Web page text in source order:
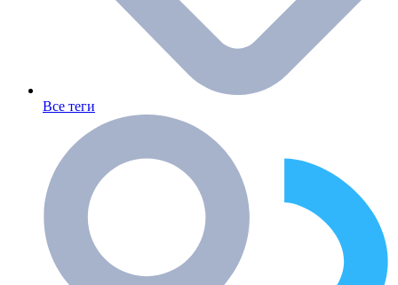
Все теги